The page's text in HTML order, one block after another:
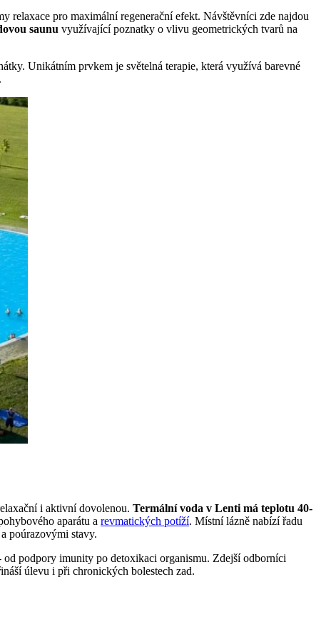
relaxace pro maximální regenerační efekt. Návštěvníci zde najdou
saunu využívající poznatky o vlivu geometrických tvarů na
Unikátním prvkem je světelná terapie, která využívá barevné
i aktivní dovolenou. Termální voda v Lenti má teplotu 40-
aparátu a revmatických potíží. Místní lázně nabízí řadu
poúrazovými stavy.
od podpory imunity po detoxikaci organismu. Zdejší odborníci
úlevu i při chronických bolestech zad.